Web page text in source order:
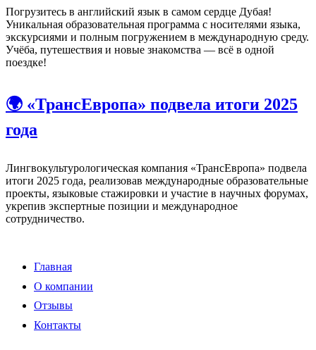
Погрузитесь в английский язык в самом сердце Дубая!
Уникальная образовательная программа с носителями языка,
экскурсиями и полным погружением в международную среду.
Учёба, путешествия и новые знакомства — всё в одной
поездке!
🌍 «ТрансЕвропа» подвела итоги 2025
года
Лингвокультурологическая компания «ТрансЕвропа» подвела
итоги 2025 года, реализовав международные образовательные
проекты, языковые стажировки и участие в научных форумах,
укрепив экспертные позиции и международное
сотрудничество.
Главная
О компании
Отзывы
Контакты